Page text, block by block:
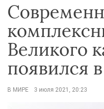
Великого
появился
В МИРЕ 3 июля 2021, 20:23